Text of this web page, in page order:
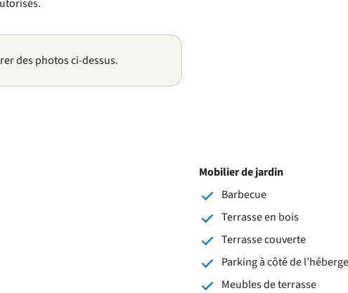
des photos ci-dessus.
Mobilier de jardin
Barbecue
Terrasse en bois
Terrasse couverte
Parking à côté de
Meubles de terrasse